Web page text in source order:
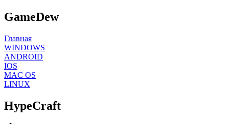
GameDew
Главная
WINDOWS
ANDROID
IOS
MAC OS
LINUX
HypeCraft